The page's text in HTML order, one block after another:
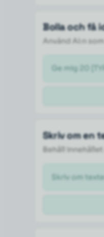
Bolla och få
Använd AI:n
Ge mig 20
Skriv om en
Behåll
Skriv om